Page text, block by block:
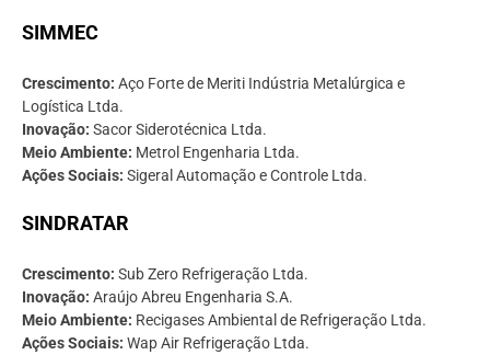
SIMMEC
Crescimento: Aço Forte de Meriti Indústria Metalúrgica e
Logística Ltda.
Inovação: Sacor Siderotécnica Ltda.
Meio Ambiente: Metrol Engenharia Ltda.
Ações Sociais: Sigeral Automação e Controle Ltda.
SINDRATAR
Crescimento: Sub Zero Refrigeração Ltda.
Inovação: Araújo Abreu Engenharia S.A.
Meio Ambiente: Recigases Ambiental de Refrigeração Ltda.
Ações Sociais: Wap Air Refrigeração Ltda.